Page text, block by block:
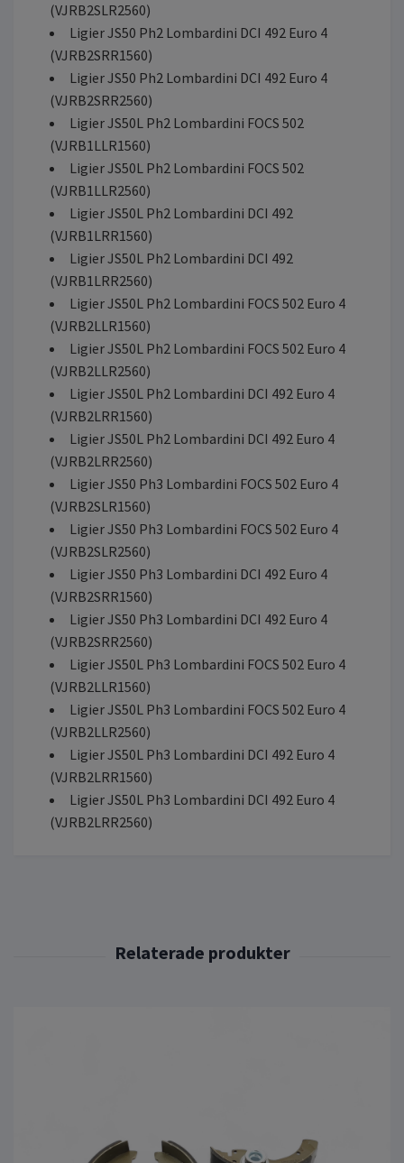
(VJRB2SLR2560)
Ligier JS50 Ph2 Lombardini DCI 492 Euro 4
(VJRB2SRR1560)
Ligier JS50 Ph2 Lombardini DCI 492 Euro 4
(VJRB2SRR2560)
Ligier JS50L Ph2 Lombardini FOCS 502
(VJRB1LLR1560)
Ligier JS50L Ph2 Lombardini FOCS 502
(VJRB1LLR2560)
Ligier JS50L Ph2 Lombardini DCI 492
(VJRB1LRR1560)
Ligier JS50L Ph2 Lombardini DCI 492
(VJRB1LRR2560)
Ligier JS50L Ph2 Lombardini FOCS 502 Euro 4
(VJRB2LLR1560)
Ligier JS50L Ph2 Lombardini FOCS 502 Euro 4
(VJRB2LLR2560)
Ligier JS50L Ph2 Lombardini DCI 492 Euro 4
(VJRB2LRR1560)
Ligier JS50L Ph2 Lombardini DCI 492 Euro 4
(VJRB2LRR2560)
Ligier JS50 Ph3 Lombardini FOCS 502 Euro 4
(VJRB2SLR1560)
Ligier JS50 Ph3 Lombardini FOCS 502 Euro 4
(VJRB2SLR2560)
Ligier JS50 Ph3 Lombardini DCI 492 Euro 4
(VJRB2SRR1560)
Ligier JS50 Ph3 Lombardini DCI 492 Euro 4
(VJRB2SRR2560)
Ligier JS50L Ph3 Lombardini FOCS 502 Euro 4
(VJRB2LLR1560)
Ligier JS50L Ph3 Lombardini FOCS 502 Euro 4
(VJRB2LLR2560)
Ligier JS50L Ph3 Lombardini DCI 492 Euro 4
(VJRB2LRR1560)
Ligier JS50L Ph3 Lombardini DCI 492 Euro 4
(VJRB2LRR2560)